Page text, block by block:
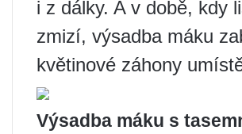
i z dálky. A v době, kdy
zmizí, výsadba máku
květinové záhony
Výsadba máku s